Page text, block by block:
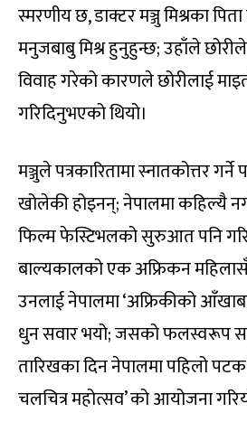
स्मरणीय छ, डाक्टर मञ्जु मिश्रका
मनुजबाबु मिश्र हुनुहुन्छ; उहाँले
विवाह गरेको कारणले छोरीलाई
गरिदिनुभएको थियो।
मञ्जुले पत्रकारितामा स्नातकोत्तर
खोलेकी होइनन्; नेपालमा कहिल्यै
फिल्म फेस्टिभलको सुरुआत पनि
बाल्यकालको एक अफ्रिकन
उनलाई नेपालमा ‘अफ्रिकीको
धुन सवार भयो; जसको फलस्वरूप
तारिखका दिन नेपालमा पहिलो
चलचित्र महोत्सव’ को आयोजना